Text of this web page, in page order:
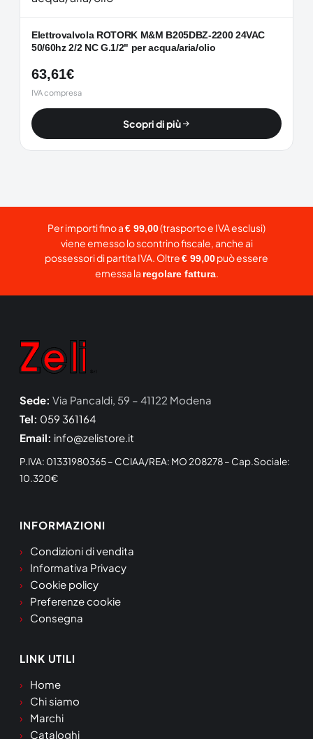
Elettrovalvola ROTORK M&M B205DBZ-2200 24VAC
50/60hz 2/2 NC G.1/2" per acqua/aria/olio
63,61€
IVA compresa
Scopri di più
Per importi fino a€ 99,00(trasporto e IVA esclusi)
viene emesso lo scontrino fiscale, anche ai
possessori di partita IVA. Oltre€ 99,00può essere
emessa la regolare fattura.
Sede: Via Pancaldi, 59 – 41122 Modena
Tel: 059 361164
Email: info@zelistore.it
P.IVA: 01331980365 – CCIAA/REA: MO 208278 – Cap.Sociale:
10.320€
INFORMAZIONI
Condizioni di vendita
Informativa Privacy
Cookie policy
Preferenze cookie
Consegna
LINK UTILI
Home
Chi siamo
Marchi
Cataloghi